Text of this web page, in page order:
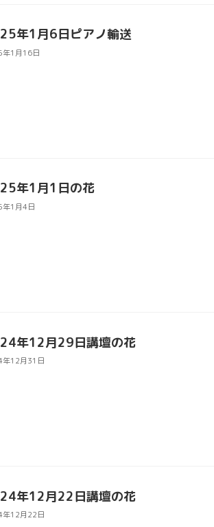
年1月6日ピアノ輸送
1月16日
年1月1日の花
1月4日
年12月29日講壇の花
年12月31日
年12月22日講壇の花
年12月22日